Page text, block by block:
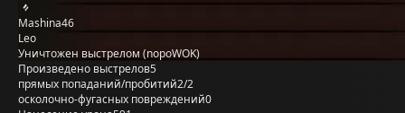
Mashina46
Leo
Уничтожен выстрелом (nopoWOK)
Произведено выстрелов5
прямых попаданий/пробитий2/2
осколочно-фугасных повреждений0